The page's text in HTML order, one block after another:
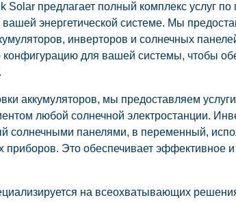
Solar предлагает полный комплекс услуг
вашей энергетической системе. Мы
инверторов и солнечных
для вашей системы, чтобы
аккумуляторов, мы предоставляем
любой солнечной электростанции.
солнечными панелями, в переменный,
приборов. Это обеспечивает эффективное
на всеохватывающих